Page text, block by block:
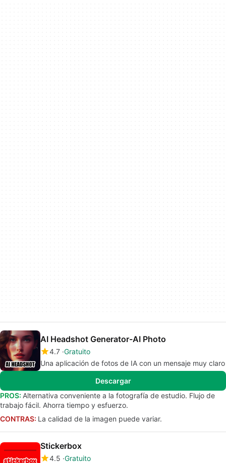
AI Headshot Generator-AI Photo
4.7 Gratuito
Una aplicación de fotos de IA con un mensaje muy claro
Descargar
PROS: Alternativa conveniente a la fotografía de estudio. Flujo de
trabajo fácil. Ahorra tiempo y esfuerzo.
CONTRAS: La calidad de la imagen puede variar.
Stickerbox
4.5 Gratuito